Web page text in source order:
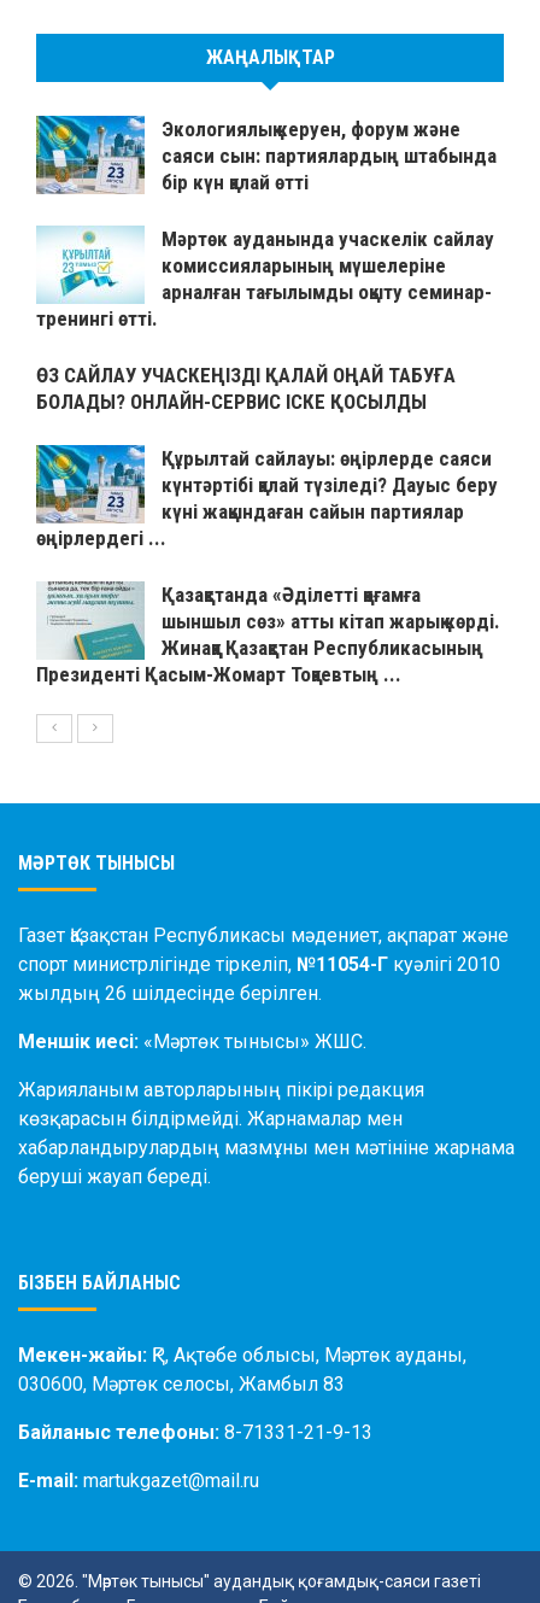
ЖАҢАЛЫҚТАР
Экологиялық керуен, форум және
саяси сын: партиялардың штабында
бір күн қалай өтті
Мәртөк ауданында учаскелік сайлау
комиссияларының мүшелеріне
арналған тағылымды оқыту семинар-
тренингі өтті.
ӨЗ САЙЛАУ УЧАСКЕҢІЗДІ ҚАЛАЙ ОҢАЙ ТАБУҒА
БОЛАДЫ? ОНЛАЙН-СЕРВИС ІСКЕ ҚОСЫЛДЫ
Құрылтай сайлауы: өңірлерде саяси
күнтәртібі қалай түзіледі? Дауыс беру
күні жақындаған сайын партиялар
өңірлердегі ...
Қазақстанда «Әділетті қоғамға
шыншыл сөз» атты кітап жарық көрді.
Жинаққа Қазақстан Республикасының
Президенті Қасым-Жомарт Тоқаевтың ...
МӘРТӨК ТЫНЫСЫ
Газет Қазақстан Республикасы мәдениет, ақпарат және
спорт министрлігінде тіркеліп, №11054-Г куәлігі 2010
жылдың 26 шілдесінде берілген.
Меншік иесі: «Мәртөк тынысы» ЖШС.
Жарияланым авторларының пікірі редакция
көзқарасын білдірмейді. Жарнамалар мен
хабарландырулардың мазмұны мен мәтініне жарнама
беруші жауап береді.
БІЗБЕН БАЙЛАНЫС
Мекен-жайы: ҚР, Ақтөбе облысы, Мәртөк ауданы,
030600, Мәртөк селосы, Жамбыл 83
Байланыс телефоны: 8-71331-21-9-13
E-mail: martukgazet@mail.ru
© 2026. "Мәртөк тынысы" аудандық қоғамдық-саяси газеті